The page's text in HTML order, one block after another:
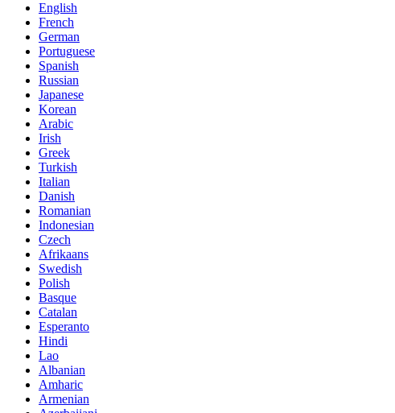
English
French
German
Portuguese
Spanish
Russian
Japanese
Korean
Arabic
Irish
Greek
Turkish
Italian
Danish
Romanian
Indonesian
Czech
Afrikaans
Swedish
Polish
Basque
Catalan
Esperanto
Hindi
Lao
Albanian
Amharic
Armenian